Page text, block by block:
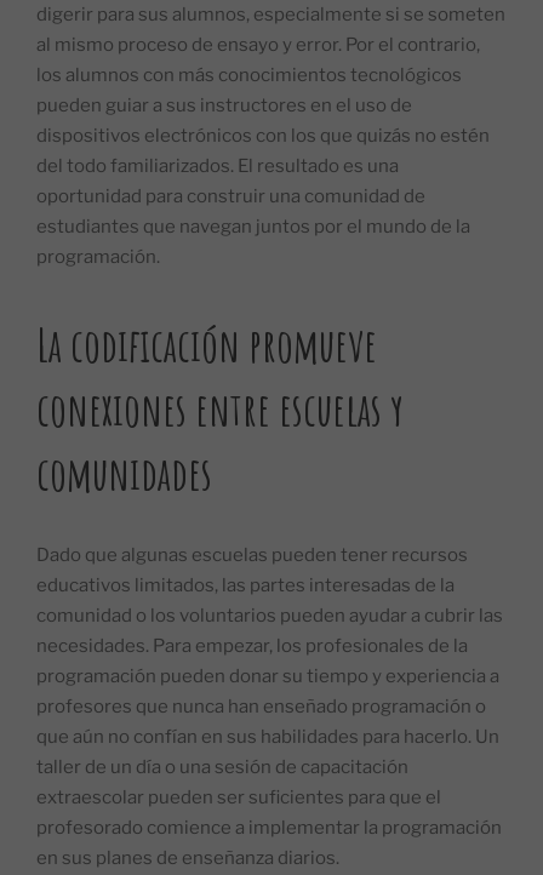
digerir para sus alumnos, especialmente si se someten
al mismo proceso de ensayo y error. Por el contrario,
los alumnos con más conocimientos tecnológicos
pueden guiar a sus instructores en el uso de
dispositivos electrónicos con los que quizás no estén
del todo familiarizados. El resultado es una
oportunidad para construir una comunidad de
estudiantes que navegan juntos por el mundo de la
programación.
La codificación promueve
conexiones entre escuelas y
comunidades
Dado que algunas escuelas pueden tener recursos
educativos limitados, las partes interesadas de la
comunidad o los voluntarios pueden ayudar a cubrir las
necesidades. Para empezar, los profesionales de la
programación pueden donar su tiempo y experiencia a
profesores que nunca han enseñado programación o
que aún no confían en sus habilidades para hacerlo. Un
taller de un día o una sesión de capacitación
extraescolar pueden ser suficientes para que el
profesorado comience a implementar la programación
en sus planes de enseñanza diarios.